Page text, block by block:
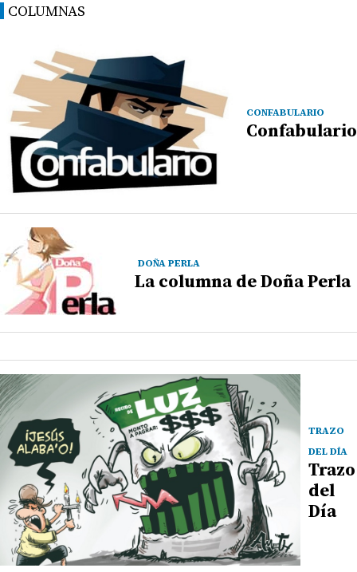
COLUMNAS
CONFABULARIO
Confabulario
DOÑA PERLA
La columna de Doña Perla
TRAZO
DEL DÍA
Trazo
del
Día